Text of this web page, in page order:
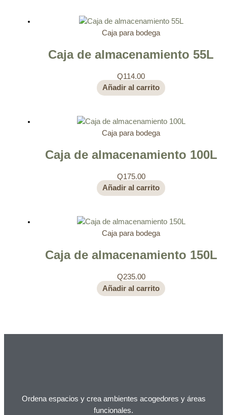
Caja para bodega
Caja de almacenamiento 55L
Q114.00
Añadir al carrito
Caja para bodega
Caja de almacenamiento 100L
Q175.00
Añadir al carrito
Caja para bodega
Caja de almacenamiento 150L
Q235.00
Añadir al carrito
Ordena espacios y crea ambientes acogedores y áreas
funcionales.